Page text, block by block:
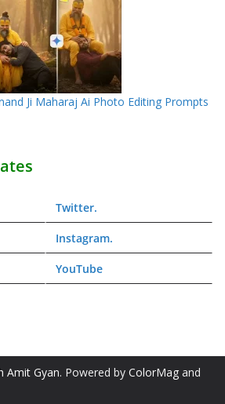
Ji Maharaj Ai Photo Editing Prompts
Twitter.
Instagram.
YouTube
Amit Gyan. Powered by ColorMag and